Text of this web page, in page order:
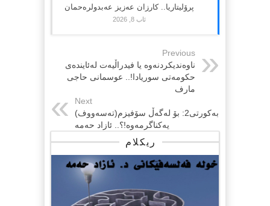
پرۆلیتاریا.. کارزان عەزیز عەبدولرەحمان
ئاب 8, 2026
Previous
ناوەندیکردنەوە یا فیدراڵیەت لەئایندەی
حکومەتی سوریادا!.. عوسمانی حاجی
مارف
Next
بەکورتی2: بۆ لەگەڵ سۆفیزم(تەسەووف)
یەکناگرمەوە!؟.. ئازاد حەمە
ریکلام